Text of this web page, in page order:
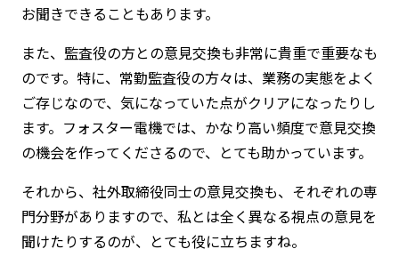
お聞きできることもあります。
また、監査役の方との意見交換も非常に貴重で重要なも
のです。特に、常勤監査役の方々は、業務の実態をよく
ご存じなので、気になっていた点がクリアになったりし
ます。フォスター電機では、かなり高い頻度で意見交換
の機会を作ってくださるので、とても助かっています。
それから、社外取締役同士の意見交換も、それぞれの専
門分野がありますので、私とは全く異なる視点の意見を
聞けたりするのが、とても役に立ちますね。